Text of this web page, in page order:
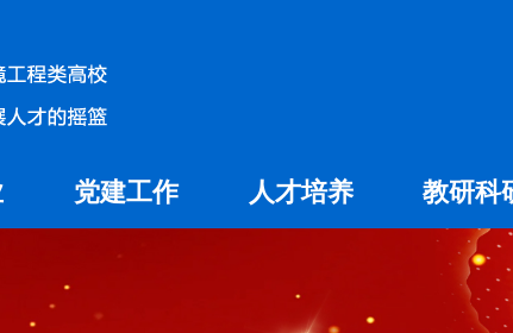
党建工作 人才培养
专业建设
教研科
社会科学
自然科